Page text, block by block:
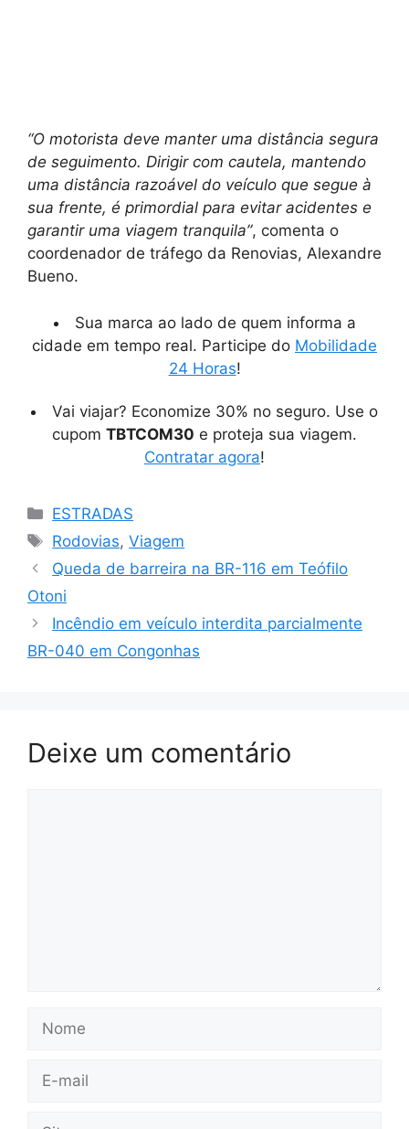
“O motorista deve manter uma distância segura
de seguimento. Dirigir com cautela, mantendo
uma distância razoável do veículo que segue à
sua frente, é primordial para evitar acidentes e
garantir uma viagem tranquila”, comenta o
coordenador de tráfego da Renovias, Alexandre
Bueno.
Sua marca ao lado de quem informa a
cidade em tempo real. Participe do Mobilidade
24 Horas!
Vai viajar? Economize 30% no seguro. Use o
cupom TBTCOM30 e proteja sua viagem.
Contratar agora!
Categorias
ESTRADAS
Tags
Rodovias,Viagem
Queda de barreira na BR-116 em Teófilo
Otoni
Incêndio em veículo interdita parcialmente
BR-040 em Congonhas
Deixe um comentário
mail